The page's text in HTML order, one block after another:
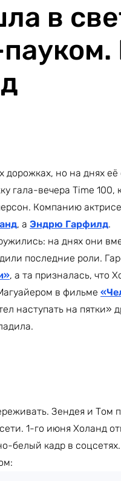
в
дорожках, но на днях
гала-вечера Time 100,
Компанию
, а Эндрю Гарфилд.
на днях они
последние роли.
, а та призналась, что
в фильме
наступать на пятки»
Зендея и
1-го июня Холанд
белый кадр в